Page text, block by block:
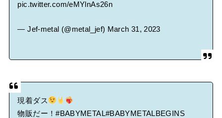
pic.twitter.com/eMYlnAs26n
— Jef-metal (@metal_jef) March 31, 2023
現着ダス
物販だー！#BABYMETAL#BABYMETALBEGINS